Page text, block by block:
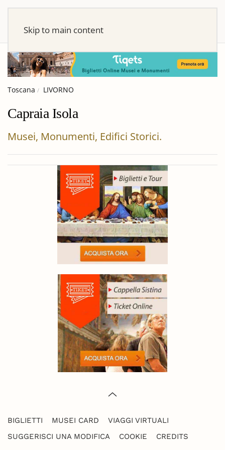
Skip to main content
Toscana LIVORNO
Capraia Isola
Musei, Monumenti, Edifici Storici.
BIGLIETTI MUSEI CARD
VIAGGI VIRTUALI
SUGGERISCI UNA MODIFICA
COOKIE CREDITS